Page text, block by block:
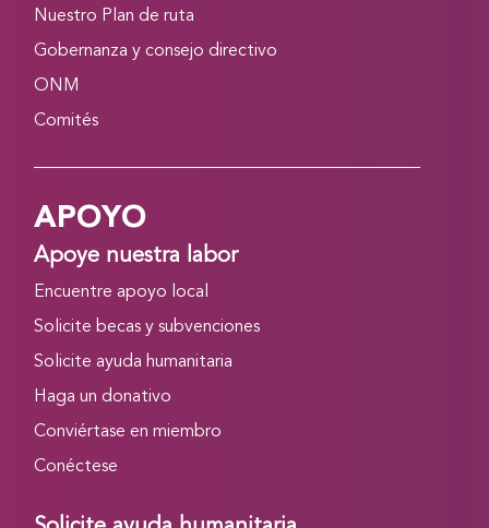
Nuestro Plan de ruta
Gobernanza y consejo directivo
ONM
Comités
APOYO
Apoye nuestra labor
Encuentre apoyo local
Solicite becas y subvenciones
Solicite ayuda humanitaria
Haga un donativo
Conviértase en miembro
Conéctese